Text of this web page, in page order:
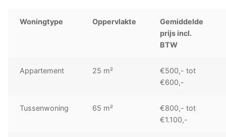
Woningtype Oppervlakte
Gemiddelde
prijs incl.
BTW
Appartement 25 m²
€500,- tot
€600,-
Tussenwoning 65 m²
€800,- tot
€1.100,-